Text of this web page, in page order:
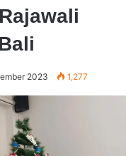
2023 1,277